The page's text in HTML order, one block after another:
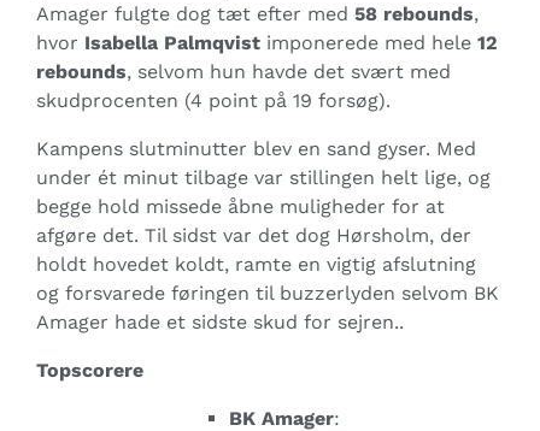
Amager fulgte dog tæt efter med 58 rebounds,
hvor Isabella Palmqvist imponerede med hele 12
rebounds, selvom hun havde det svært med
skudprocenten (4 point på 19 forsøg).
Kampens slutminutter blev en sand gyser. Med
under ét minut tilbage var stillingen helt lige, og
begge hold missede åbne muligheder for at
afgøre det. Til sidst var det dog Hørsholm, der
holdt hovedet koldt, ramte en vigtig afslutning
og forsvarede føringen til buzzerlyden selvom BK
Amager hade et sidste skud for sejren..
Topscorere
BK Amager: